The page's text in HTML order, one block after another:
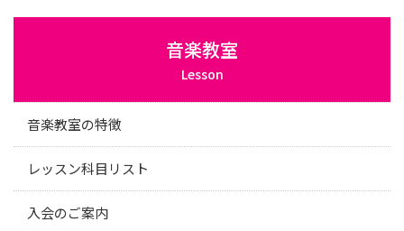
音楽教室
Lesson
音楽教室の特徴
レッスン科目リスト
入会のご案内